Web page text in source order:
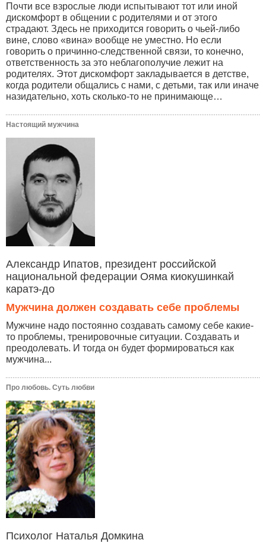
Почти все взрослые люди испытывают тот или иной
дискомфорт в общении с родителями и от этого
страдают. Здесь не приходится говорить о чьей-либо
вине, слово «вина» вообще не уместно. Но если
говорить о причинно-следственной связи, то конечно,
ответственность за это неблагополучие лежит на
родителях. Этот дискомфорт закладывается в детстве,
когда родители общались с нами, с детьми, так или иначе
назидательно, хоть сколько-то не принимающе…
Настоящий мужчина
Александр Ипатов, президент российской
национальной федерации Ояма киокушинкай
каратэ-до
Мужчина должен создавать себе проблемы
Мужчине надо постоянно создавать самому себе какие-
то проблемы, тренировочные ситуации. Создавать и
преодолевать. И тогда он будет формироваться как
мужчина...
Про любовь. Суть любви
Психолог Наталья Домкина